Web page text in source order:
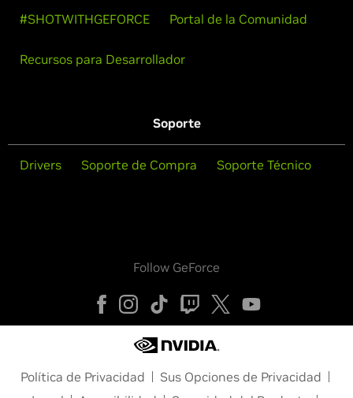
#SHOTWITHGEFORCE Portal de la Comunidad
Recursos para Desarrollador
Soporte
Drivers Soporte de Compra Soporte Técnico
Follow GeForce
Política de Privacidad
Sus Opciones de Privacidad